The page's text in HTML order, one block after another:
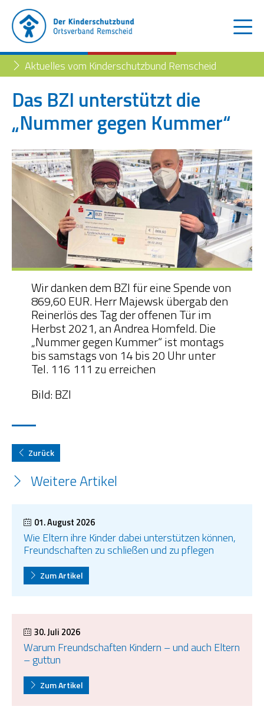
Der Kinderschutzbund
Aktuelles
Blog
Kinder- und Jugendtelefon
Trennung der Eltern
Familienberatungsstelle
Familienberatungsstelle
Begleiteter Umgang
Fachstelle „Frühe Hilfen“
Müttertreff „Mama mia“
OGS Heinrich-Neumann-Schule
Fit für Kids – Elternkurse
Kinder im Blick – Elternkurse
Wohngemeinschaft
Kleiderläden
Aktuelles vom Kinderschutzbund Remscheid
Das BZI unterstützt die
„Nummer gegen Kummer“
Wir danken dem BZI für eine Spende von
869,60 EUR. Herr Majewsk übergab den
Reinerlös des Tag der offenen Tür im
Herbst 2021, an Andrea Homfeld. Die
„Nummer gegen Kummer“ ist montags
bis samstags von 14 bis 20 Uhr unter
Tel. 116 111 zu erreichen
Bild: BZI
Zurück
Weitere Artikel
01. August 2026
Wie Eltern ihre Kinder dabei unterstützen können,
Freundschaften zu schließen und zu pflegen
Zum Artikel
30. Juli 2026
Warum Freundschaften Kindern – und auch Eltern
– guttun
Zum Artikel